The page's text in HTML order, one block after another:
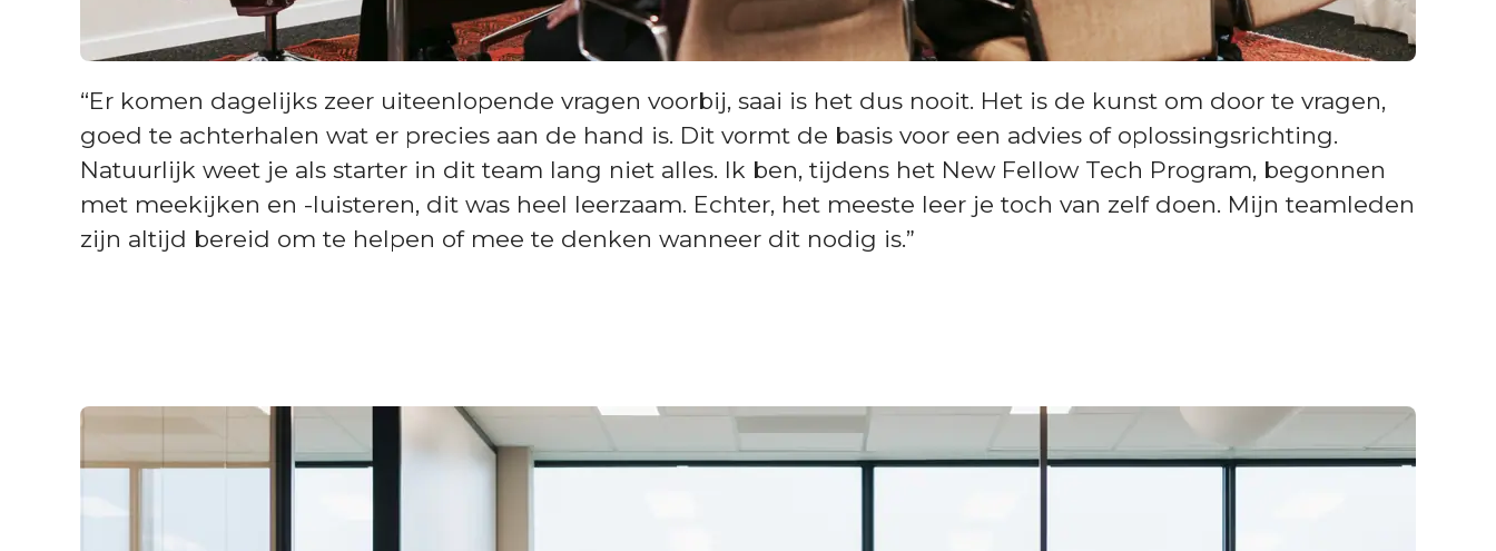
“Er komen dagelijks zeer uiteenlopende vragen voorbij, saai is het dus nooit. Het is de kunst om door te vragen,
goed te achterhalen wat er precies aan de hand is. Dit vormt de basis voor een advies of oplossingsrichting.
Natuurlijk weet je als starter in dit team lang niet alles. Ik ben, tijdens het New Fellow Tech Program, begonnen
met meekijken en -luisteren, dit was heel leerzaam. Echter, het meeste leer je toch van zelf doen. Mijn teamleden
zijn altijd bereid om te helpen of mee te denken wanneer dit nodig is.”